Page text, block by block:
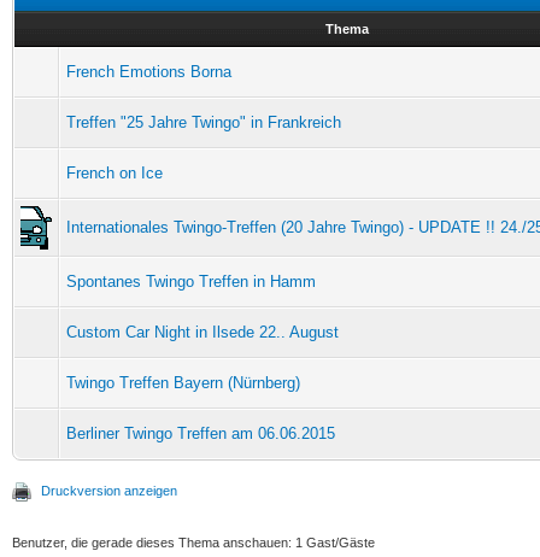
Thema
French Emotions Borna
Treffen "25 Jahre Twingo" in Frankreich
French on Ice
Internationales Twingo-Treffen (20 Jahre Twingo) - UPDATE !! 24./
Spontanes Twingo Treffen in Hamm
Custom Car Night in Ilsede 22.. August
Twingo Treffen Bayern (Nürnberg)
Berliner Twingo Treffen am 06.06.2015
Druckversion anzeigen
Benutzer, die gerade dieses Thema anschauen: 1 Gast/Gäste